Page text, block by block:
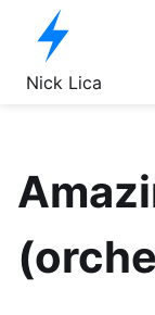
Nick Lica